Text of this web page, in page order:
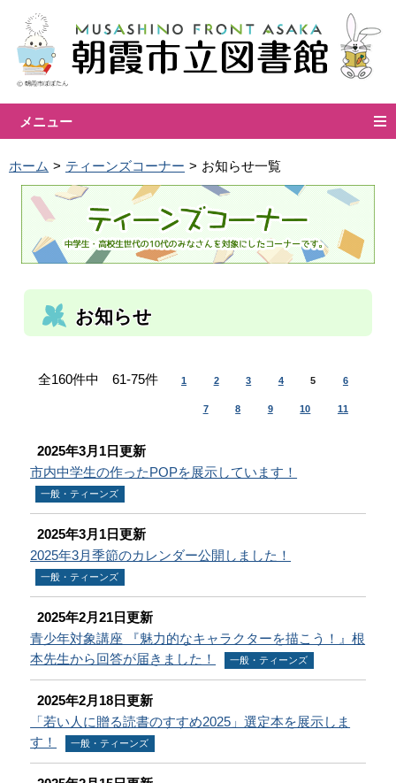
メニュー
ホーム ティーンズコーナー お知らせ一覧
お知らせ
全160件中 61-75件 1 2 3 4 5 6
7 8 9 10 11
2025年3月1日更新
市内中学生の作ったPOPを展示しています！
一般・ティーンズ
2025年3月1日更新
2025年3月季節のカレンダー公開しました！
一般・ティーンズ
2025年2月21日更新
青少年対象講座 『魅力的なキャラクターを描こう！』根
本先生から回答が届きました！
一般・ティーンズ
2025年2月18日更新
「若い人に贈る読書のすすめ2025」選定本を展示しま
す！
一般・ティーンズ